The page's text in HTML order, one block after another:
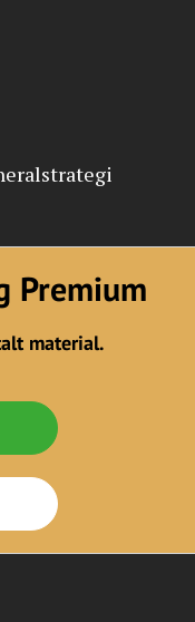
Premium
material.